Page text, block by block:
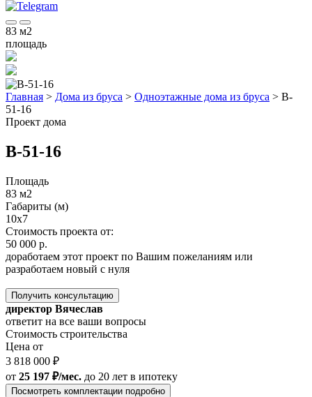
83 м2
площадь
Главная > Дома из бруса > Одноэтажные дома из бруса > B-
51-16
Проект дома
B-51-16
Площадь
83 м2
Габариты (м)
10х7
Стоимость проекта от:
50 000 р.
доработаем этот проект по Вашим пожеланиям или
разработаем новый с нуля
Получить консультацию
директор Вячеслав
ответит на все ваши вопросы
Стоимость строительства
Цена от
3 818 000 ₽
от 25 197 ₽/мес. до 20 лет в ипотеку
Посмотреть комплектации подробно